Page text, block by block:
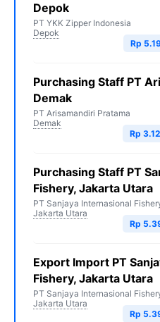
Depok
PT YKK Zipper Indonesia
Depok
Rp
Purchasing Staff PT
Demak
PT Arisamandiri Pratama
Demak
Rp
Purchasing Staff PT
Fishery, Jakarta Utara
PT Sanjaya Internasional
Jakarta Utara
Rp
Export Import PT
Fishery, Jakarta Utara
PT Sanjaya Internasional
Jakarta Utara
Rp